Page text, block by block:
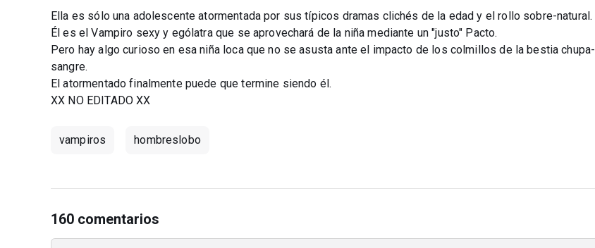
Ella es sólo una adolescente atormentada por sus típicos dramas clichés de la edad y el rollo sobre-natural.
Él es el Vampiro sexy y ególatra que se aprovechará de la niña mediante un "justo" Pacto.
Pero hay algo curioso en esa niña loca que no se asusta ante el impacto de los colmillos de la bestia chupa-
sangre.
El atormentado finalmente puede que termine siendo él.
XX NO EDITADO XX
vampiros hombreslobo
160 comentarios